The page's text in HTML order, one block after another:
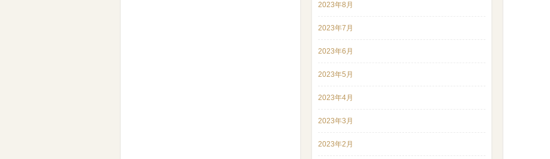
2023年8月
2023年7月
2023年6月
2023年5月
2023年4月
2023年3月
2023年2月